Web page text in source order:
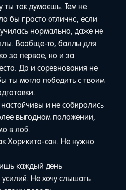
так думаешь. Тем не
бы просто отлично, если
нормально, даже не
Вообще-то, баллы для
за первое, но и за
Да и соревнования не
ты могла победить с твоим
и не собирались
выгодном положении,
в лоб.
Хорикита-сан. Не нужно
каждый день
Не хочу слышать